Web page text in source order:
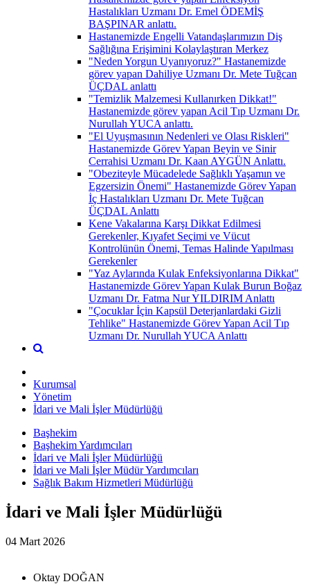
Hastalıkları Uzmanı Dr. Emel ÖDEMİŞ
BAŞPINAR anlattı.
Hastanemizde Engelli Vatandaşlarımızın Diş
Sağlığına Erişimini Kolaylaştıran Merkez
"Neden Yorgun Uyanıyoruz?" Hastanemizde
görev yapan Dahiliye Uzmanı Dr. Mete Tuğcan
ÜÇDAL anlattı
"Temizlik Malzemesi Kullanırken Dikkat!"
Hastanemizde görev yapan Acil Tıp Uzmanı Dr.
Nurullah YUCA anlattı.
"El Uyuşmasının Nedenleri ve Olası Riskleri"
Hastanemizde Görev Yapan Beyin ve Sinir
Cerrahisi Uzmanı Dr. Kaan AYGÜN Anlattı.
"Obeziteyle Mücadelede Sağlıklı Yaşamın ve
Egzersizin Önemi" Hastanemizde Görev Yapan
İç Hastalıkları Uzmanı Dr. Mete Tuğcan
ÜÇDAL Anlattı
Kene Vakalarına Karşı Dikkat Edilmesi
Gerekenler, Kıyafet Seçimi ve Vücut
Kontrolünün Önemi, Temas Halinde Yapılması
Gerekenler
"Yaz Aylarında Kulak Enfeksiyonlarına Dikkat"
Hastanemizde Görev Yapan Kulak Burun Boğaz
Uzmanı Dr. Fatma Nur YILDIRIM Anlattı
"Çocuklar İçin Kapsül Deterjanlardaki Gizli
Tehlike" Hastanemizde Görev Yapan Acil Tıp
Uzmanı Dr. Nurullah YUCA Anlattı
Kurumsal
Yönetim
İdari ve Mali İşler Müdürlüğü
Başhekim
Başhekim Yardımcıları
İdari ve Mali İşler Müdürlüğü
İdari ve Mali İşler Müdür Yardımcıları
Sağlık Bakım Hizmetleri Müdürlüğü
İdari ve Mali İşler Müdürlüğü
04 Mart 2026
Oktay DOĞAN